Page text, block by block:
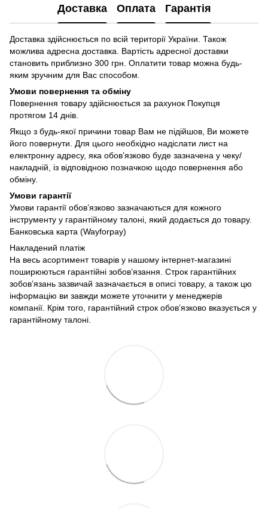
Доставка Оплата Гарантія
Доставка здійснюється по всій території України. Також
можлива адресна доставка. Вартість адресної доставки
становить приблизно 300 грн. Оплатити товар можна будь-
яким зручним для Вас способом.
Умови повернення та обміну
Повернення товару здійснюється за рахунок Покупця
протягом 14 днів.
Якщо з будь-якої причини товар Вам не підійшов, Ви можете
його повернути. Для цього необхідно надіслати лист на
електронну адресу, яка обов’язково буде зазначена у чеку/
накладній, із відповідною позначкою щодо повернення або
обміну.
Умови гарантії
Умови гарантії обов’язково зазначаються для кожного
інструменту у гарантійному талоні, який додається до товару.
Банковська карта (Wayforpay)
Накладений платіж
На весь асортимент товарів у нашому інтернет-магазині
поширюються гарантійні зобов’язання. Строк гарантійних
зобов’язань зазвичай зазначається в описі товару, а також цю
інформацію ви завжди можете уточнити у менеджерів
компанії. Крім того, гарантійний строк обов’язково вказується у
гарантійному талоні.